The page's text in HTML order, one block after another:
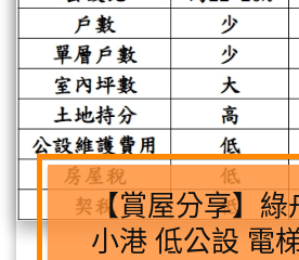
【賞屋分享】綠
小港 低公設 電